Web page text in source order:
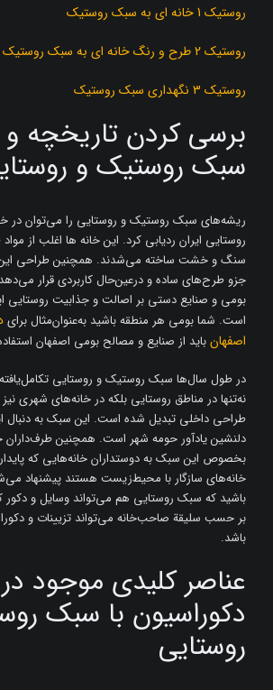
روستیک 1 خانه ای به سبک روستیک
روستیک 2 طرح و رنگ خانه ای به سبک روستیک
روستیک 3 نگهداری سبک روستیک
برسی کردن تاریخچه و
سبک روستیک و
ریشه‌های سبک روستیک و روستایی را می‌توان در
روستایی ایران ردیابی کرد. این خانه‌ ها اغلب از
سنگ و خشت ساخته می‌شدند. همچنین طراحی
جزو طرح‌های ساده و درعین‌حال کاربردی قرار
بومی و صنایع‌ دستی بر اصالت و جذابیت روستایی
است. شما بومی هر منطقه باشید به‌عنوان‌مثال برای
اصفهانباید از صنایع و مصالح بومی اصفهان
در طول سال‌ها سبک روستیک و روستایی
نه‌تنها در مناطق روستایی بلکه در خانه‌های شهری
طراحی داخلی تبدیل شده است. این سبک به دنبال
دلنشین یادآور حومه شهر است. همچنین طرف‌داران
بخصوص این سبک به دوستداران خانه‌هایی که
خانه‌های سازگار با محیط‌زیست هستند پیشنهاد
باشید که سبک روستایی هم می‌تواند وسایل و
بر حسب سلیقة صاحب‌خانه می‌تواند تزیینات و
باشد.
عناصر کلیدی موجود در
دکوراسیون با سبک
روستایی